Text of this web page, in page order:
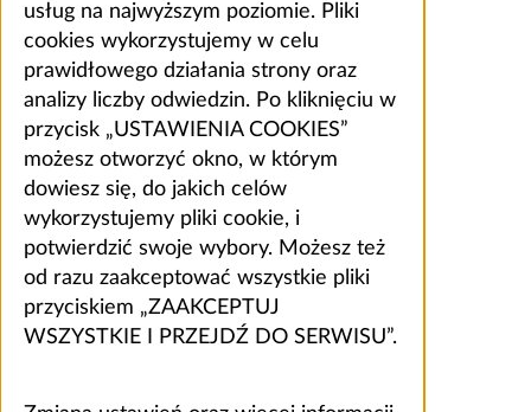
usług na najwyższym poziomie. Pliki
cookies wykorzystujemy w celu
prawidłowego działania strony oraz
analizy liczby odwiedzin. Po kliknięciu w
przycisk „USTAWIENIA COOKIES”
możesz otworzyć okno, w którym
dowiesz się, do jakich celów
wykorzystujemy pliki cookie, i
potwierdzić swoje wybory. Możesz też
od razu zaakceptować wszystkie pliki
przyciskiem „ZAAKCEPTUJ
WSZYSTKIE I PRZEJDŹ DO SERWISU”.